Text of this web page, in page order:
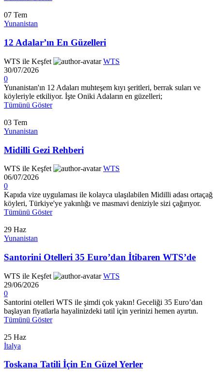
07 Tem
Yunanistan
12 Adalar’ın En Güzelleri
WTS ile Keşfet
WTS
30/07/2026
0
Yunanistan'ın 12 Adaları muhteşem kıyı şeritleri, berrak suları ve
köyleriyle etkiliyor. İşte Oniki Adaların en güzelleri;
Tümünü Göster
03 Tem
Yunanistan
Midilli Gezi Rehberi
WTS ile Keşfet
WTS
06/07/2026
0
Kapıda vize uygulaması ile kolayca ulaşılabilen Midilli adası ortaçağ
köyleri, Türkiye'ye yakınlığı ve masmavi deniziyle sizi çağırıyor.
Tümünü Göster
29 Haz
Yunanistan
Santorini Otelleri 35 Euro’dan İtibaren WTS’de
WTS ile Keşfet
WTS
29/06/2026
0
Santorini otelleri WTS ile şimdi çok yakın! Geceliği 35 Euro’dan
başlayan fiyatlarla hayalinizdeki tatil için yerinizi hemen ayırtın.
Tümünü Göster
25 Haz
İtalya
Toskana Tatili İçin En Güzel Yerler